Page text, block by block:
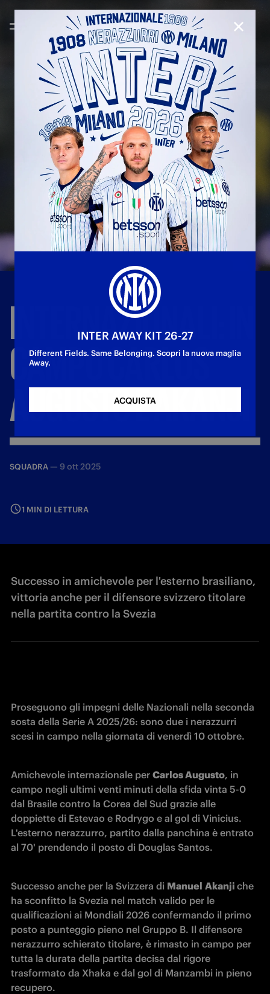
INTERNAZIONALI:
CAMPOCARLOS
AUGUSTOEAKANJI
SQUADRA — 9 ott 2025
1 MIN DI LETTURA
Successo in amichevole per l'esterno brasiliano,
vittoria anche per il difensore svizzero titolare
nella partita contro la Svezia
Proseguono gli impegni delle Nazionali nella seconda
sosta della Serie A 2025/26: sono due i nerazzurri
scesi in campo nella giornata di venerdì 10 ottobre.
Amichevole internazionale per Carlos Augusto, in
campo negli ultimi venti minuti della sfida vinta 5-0
dal Brasile contro la Corea del Sud grazie alle
doppiette di Estevao e Rodrygo e al gol di Vinicius.
L'esterno nerazzurro, partito dalla panchina è entrato
al 70' prendendo il posto di Douglas Santos.
Successo anche per la Svizzera di Manuel Akanji che
ha sconfitto la Svezia nel match valido per le
qualificazioni ai Mondiali 2026 confermando il primo
posto a punteggio pieno nel Gruppo B. Il difensore
nerazzurro schierato titolare, è rimasto in campo per
tutta la durata della partita decisa dal rigore
trasformato da Xhaka e dal gol di Manzambi in pieno
recupero.
INTER AWAY KIT 26-27
Different Fields. Same Belonging. Scopri la nuova maglia
Away.
ACQUISTA